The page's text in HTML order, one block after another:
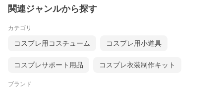
関連ジャンルから探す
カテゴリ
コスプレ用コスチューム コスプレ用小道具
コスプレサポート用品 コスプレ衣装制作キット
ブランド